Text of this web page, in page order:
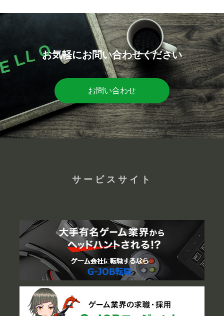
お気軽にお問い合わせください
お問い合わせ
サービスサイト